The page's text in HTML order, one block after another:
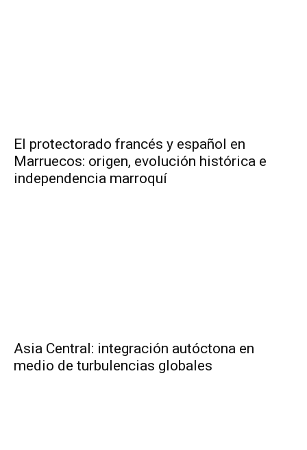
El protectorado francés y español en
Marruecos: origen, evolución histórica e
independencia marroquí
Asia Central: integración autóctona en
medio de turbulencias globales